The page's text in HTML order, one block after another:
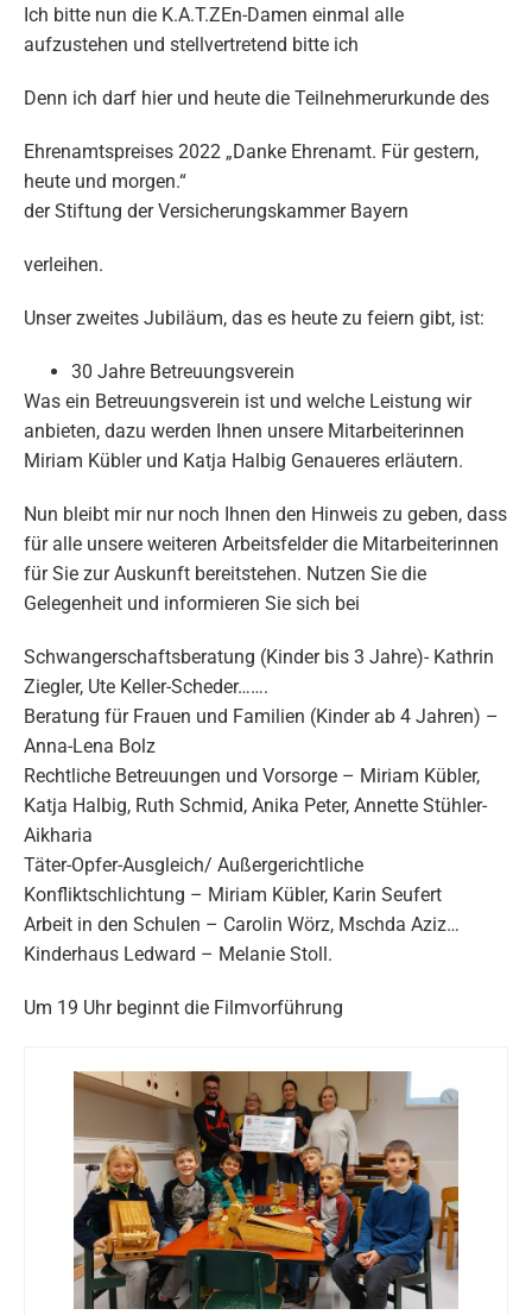
Ich bitte nun die K.A.T.ZEn-Damen einmal alle
aufzustehen und stellvertretend bitte ich
Denn ich darf hier und heute die Teilnehmerurkunde des
Ehrenamtspreises 2022 „Danke Ehrenamt. Für gestern,
heute und morgen.“
der Stiftung der Versicherungskammer Bayern
verleihen.
Unser zweites Jubiläum, das es heute zu feiern gibt, ist:
30 Jahre Betreuungsverein
Was ein Betreuungsverein ist und welche Leistung wir
anbieten, dazu werden Ihnen unsere Mitarbeiterinnen
Miriam Kübler und Katja Halbig Genaueres erläutern.
Nun bleibt mir nur noch Ihnen den Hinweis zu geben, dass
für alle unsere weiteren Arbeitsfelder die Mitarbeiterinnen
für Sie zur Auskunft bereitstehen. Nutzen Sie die
Gelegenheit und informieren Sie sich bei
Schwangerschaftsberatung (Kinder bis 3 Jahre)- Kathrin
Ziegler, Ute Keller-Scheder…….
Beratung für Frauen und Familien (Kinder ab 4 Jahren) –
Anna-Lena Bolz
Rechtliche Betreuungen und Vorsorge – Miriam Kübler,
Katja Halbig, Ruth Schmid, Anika Peter, Annette Stühler-
Aikharia
Täter-Opfer-Ausgleich/ Außergerichtliche
Konfliktschlichtung – Miriam Kübler, Karin Seufert
Arbeit in den Schulen – Carolin Wörz, Mschda Aziz…
Kinderhaus Ledward – Melanie Stoll.
Um 19 Uhr beginnt die Filmvorführung